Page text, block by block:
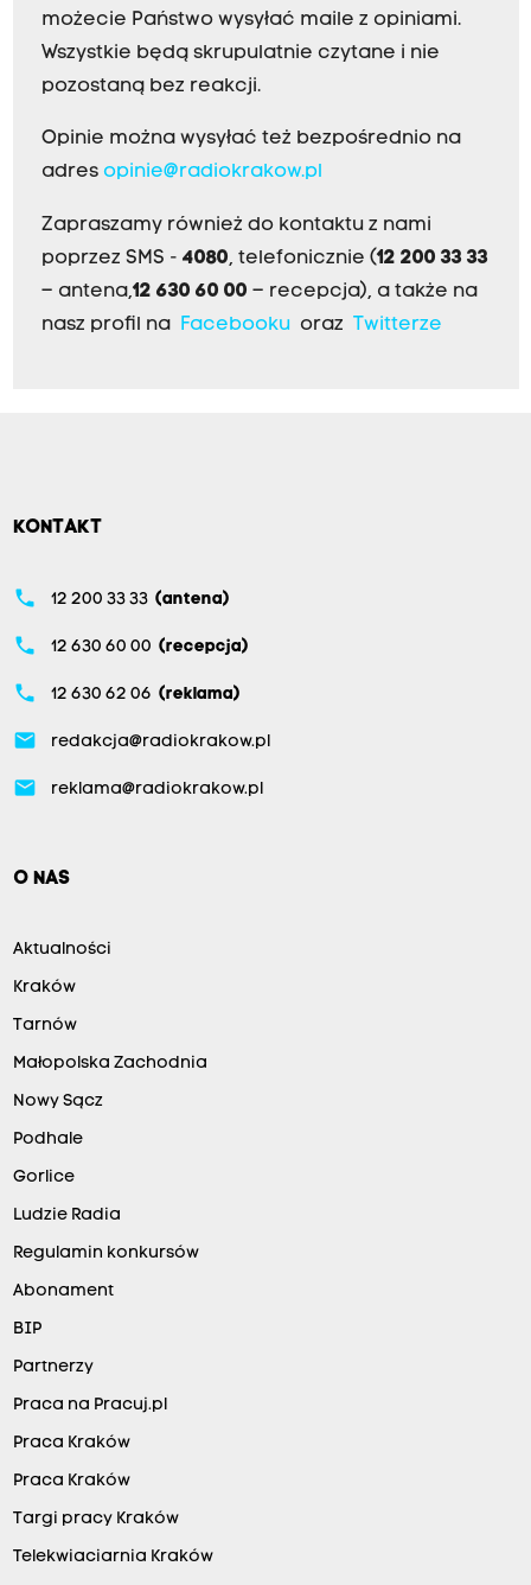
możecie Państwo wysyłać maile z opiniami.
Wszystkie będą skrupulatnie czytane i nie
pozostaną bez reakcji.
Opinie można wysyłać też bezpośrednio na
adres opinie@radiokrakow.pl
Zapraszamy również do kontaktu z nami
poprzez SMS - 4080, telefonicznie (12 200 33 33
– antena,12 630 60 00 – recepcja), a także na
nasz profil na
Facebookuoraz Twitterze
KONTAKT
phone 12 200 33 33 (antena)
phone 12 630 60 00 (recepcja)
phone 12 630 62 06 (reklama)
email redakcja@radiokrakow.pl
email reklama@radiokrakow.pl
O NAS
Aktualności
Kraków
Tarnów
Małopolska Zachodnia
Nowy Sącz
Podhale
Gorlice
Ludzie Radia
Regulamin konkursów
Abonament
BIP
Partnerzy
Praca na Pracuj.pl
Praca Kraków
Praca Kraków
Targi pracy Kraków
Telekwiaciarnia Kraków